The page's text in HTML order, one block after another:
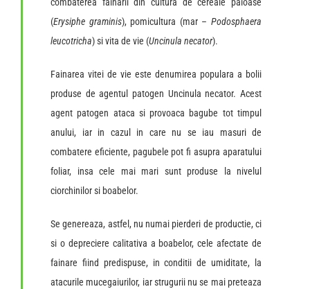
(Erysiphe graminis), pomicultura (mar –Podosphaera
leucotricha) si vita de vie (Uncinula necator).
Fainarea vitei de vie este denumirea populara a bolii
produse de agentul patogen Uncinula necator. Acest
agent patogen ataca si provoaca bagube tot timpul
anului, iar in cazul in care nu se iau masuri de
combatere eficiente, pagubele pot fi asupra aparatului
foliar, insa cele mai mari sunt produse la nivelul
ciorchinilor si boabelor.
Se genereaza, astfel, nu numai pierderi de productie, ci
si o depreciere calitativa a boabelor, cele afectate de
fainare fiind predispuse, in conditii de umiditate, la
atacurile mucegaiurilor, iar strugurii nu se mai preteaza